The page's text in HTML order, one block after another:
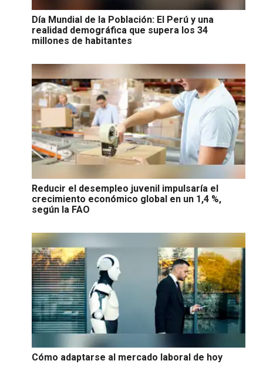
Día Mundial de la Población: El Perú y una
realidad demográfica que supera los 34
millones de habitantes
Reducir el desempleo juvenil impulsaría el
crecimiento económico global en un 1,4 %,
según la FAO
Cómo adaptarse al mercado laboral de hoy